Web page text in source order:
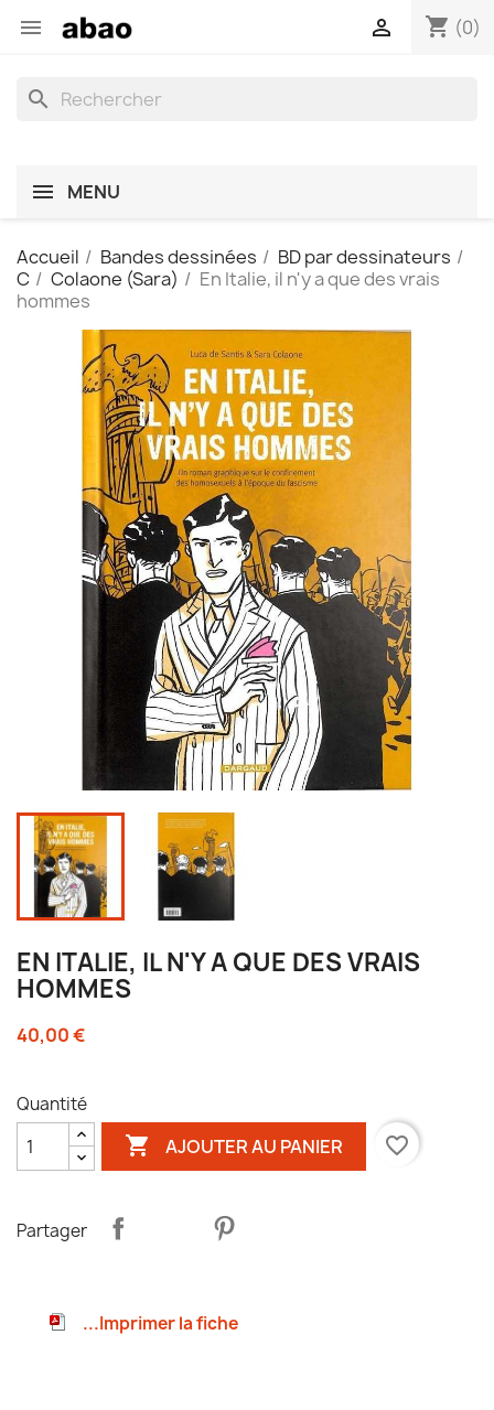
 shopping_cart (0)

search
MENU
Accueil Bandes dessinées
BD par dessinateurs
C
Colaone (Sara)
En Italie, il n'y a que des vrais
hommes
EN ITALIE, IL N'Y A QUE DES VRAIS
HOMMES
40,00 €
Quantité
 AJOUTER AU PANIER favorite_border
Partager
...Imprimer la fiche